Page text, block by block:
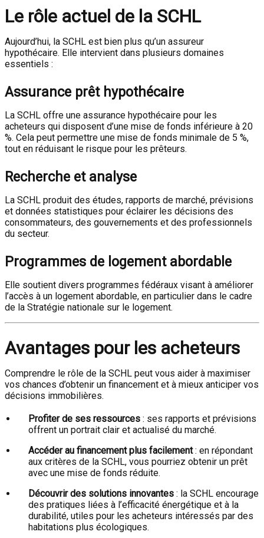
Le rôle actuel de la SCHL
Aujourd’hui, la SCHL est bien plus qu’un assureur
hypothécaire. Elle intervient dans plusieurs domaines
essentiels :
Assurance prêt hypothécaire
La SCHL offre une assurance hypothécaire pour les
acheteurs qui disposent d’une mise de fonds inférieure à 20
%. Cela peut permettre une mise de fonds minimale de 5 %,
tout en réduisant le risque pour les prêteurs.
Recherche et analyse
La SCHL produit des études, rapports de marché, prévisions
et données statistiques pour éclairer les décisions des
consommateurs, des gouvernements et des professionnels
du secteur.
Programmes de logement abordable
Elle soutient divers programmes fédéraux visant à améliorer
l’accès à un logement abordable, en particulier dans le cadre
de la Stratégie nationale sur le logement.
Avantages pour les acheteurs
Comprendre le rôle de la SCHL peut vous aider à maximiser
vos chances d’obtenir un financement et à mieux anticiper vos
décisions immobilières.
Profiter de ses ressources : ses rapports et prévisions
offrent un portrait clair et actualisé du marché.
Accéder au financement plus facilement: en répondant
aux critères de la SCHL, vous pourriez obtenir un prêt
avec une mise de fonds réduite.
Découvrir des solutions innovantes : la SCHL encourage
des pratiques liées à l’efficacité énergétique et à la
durabilité, utiles pour les acheteurs intéressés par des
habitations plus écologiques.